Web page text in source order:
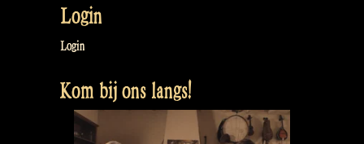
up
and
make
Login
Login
Kom bij ons langs!